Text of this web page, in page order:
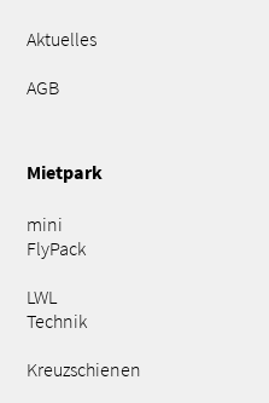
Aktuelles
AGB
Mietpark
mini
FlyPack
LWL
Technik
Kreuzschienen